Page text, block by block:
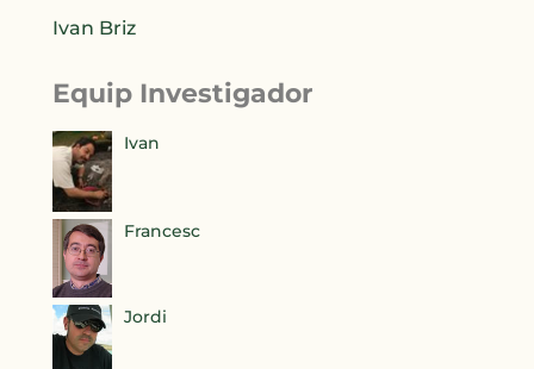
Ivan Briz
Equip Investigador
Ivan
Francesc
Jordi